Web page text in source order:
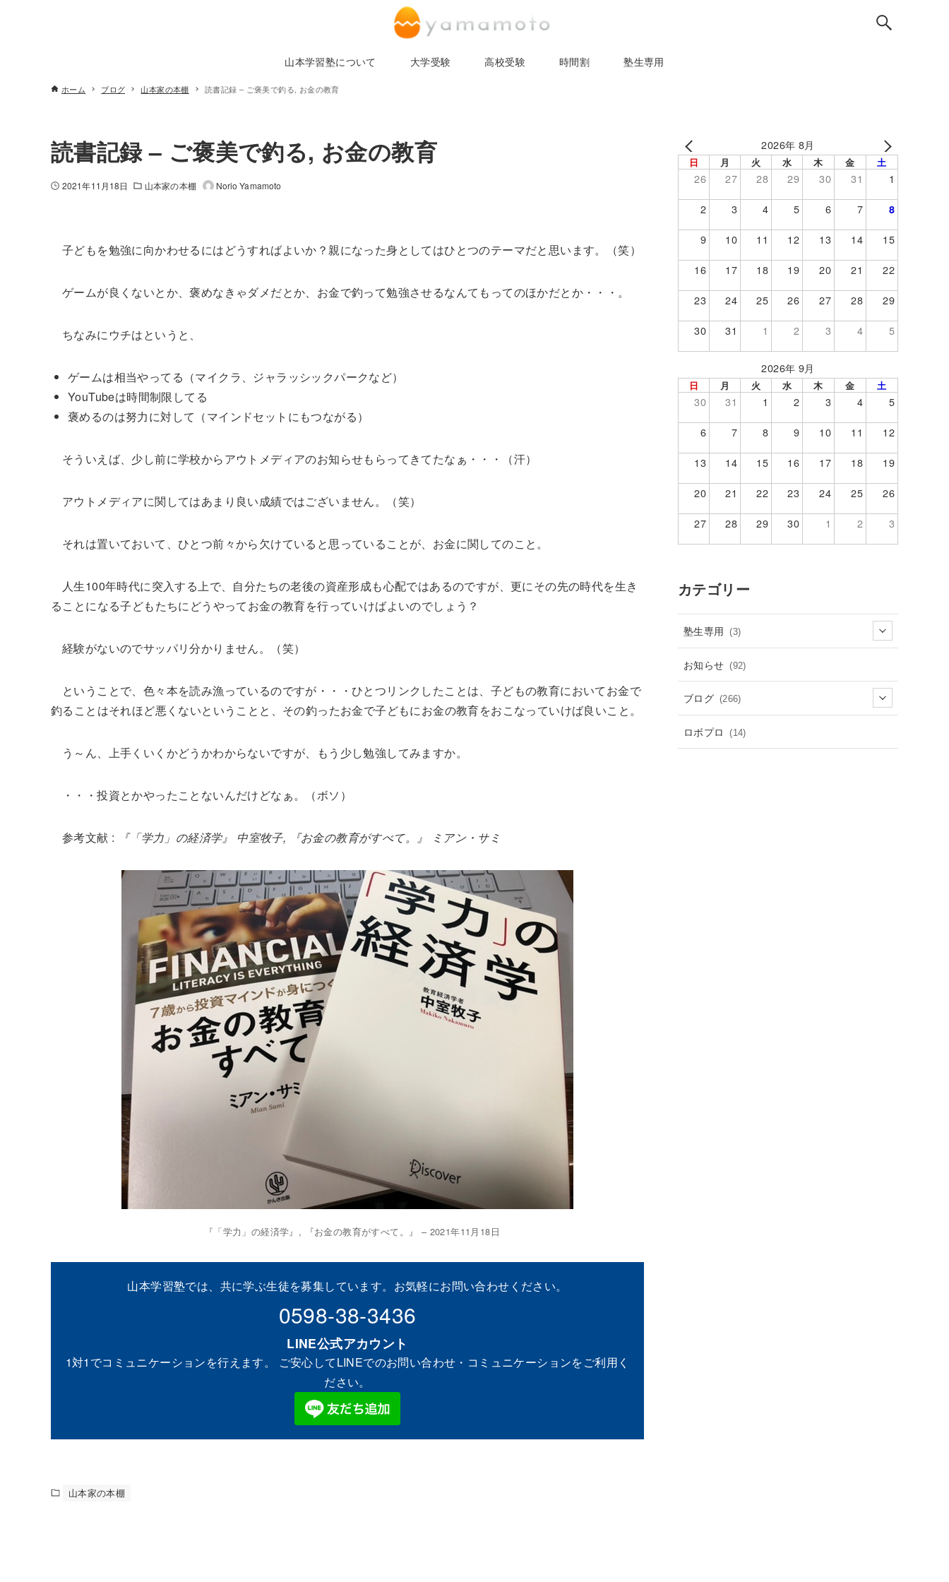
山本学習塾について 大学受験 高校受験 時間割 塾生専用
ホーム ブログ 山本家の本棚 読書記録 – ご褒美で釣る, お金の教育
読書記録 – ご褒美で釣る, お金の教育
2021年11月18日 山本家の本棚 Norio Yamamoto
子どもを勉強に向かわせるにはどうすればよいか？親になった身としてはひとつのテーマだと思います。（笑）
ゲームが良くないとか、褒めなきゃダメだとか、お金で釣って勉強させるなんてもってのほかだとか・・・。
ちなみにウチはというと、
ゲームは相当やってる（マイクラ、ジャラッシックパークなど）
YouTubeは時間制限してる
褒めるのは努力に対して（マインドセットにもつながる）
そういえば、少し前に学校からアウトメディアのお知らせもらってきてたなぁ・・・（汗）
アウトメディアに関してはあまり良い成績ではございません。（笑）
それは置いておいて、ひとつ前々から欠けていると思っていることが、お金に関してのこと。
人生100年時代に突入する上で、自分たちの老後の資産形成も心配ではあるのですが、更にその先の時代を生き
ることになる子どもたちにどうやってお金の教育を行っていけばよいのでしょう？
経験がないのでサッパリ分かりません。（笑）
ということで、色々本を読み漁っているのですが・・・ひとつリンクしたことは、子どもの教育においてお金で
釣ることはそれほど悪くないということと、その釣ったお金で子どもにお金の教育をおこなっていけば良いこと。
う～ん、上手くいくかどうかわからないですが、もう少し勉強してみますか。
・・・投資とかやったことないんだけどなぁ。（ボソ）
参考文献 : 『「学力」の経済学』 中室牧子, 『お金の教育がすべて。』 ミアン・サミ
『「学力」の経済学』, 『お金の教育がすべて。』 – 2021年11月18日
山本学習塾では、共に学ぶ生徒を募集しています。お気軽にお問い合わせください。
0598-38-3436
LINE公式アカウント
1対1でコミュニケーションを行えます。 ご安心してLINEでのお問い合わせ・コミュニケーションをご利用く
ださい。
山本家の本棚
2026年 8月
日 月 火 水 木 金 土
26 27 28 29 30 31 1
2 3 4 5 6 7 8
9 10 11 12 13 14 15
16 17 18 19 20 21 22
23 24 25 26 27 28 29
30 31 1 2 3 4 5
2026年 9月
日 月 火 水 木 金 土
30 31 1 2 3 4 5
6 7 8 9 10 11 12
13 14 15 16 17 18 19
20 21 22 23 24 25 26
27 28 29 30 1 2 3
カテゴリー
塾生専用 (3)
お知らせ (92)
ブログ (266)
ロボプロ (14)